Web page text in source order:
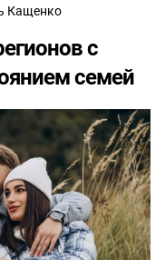
Кащенко
с
семей